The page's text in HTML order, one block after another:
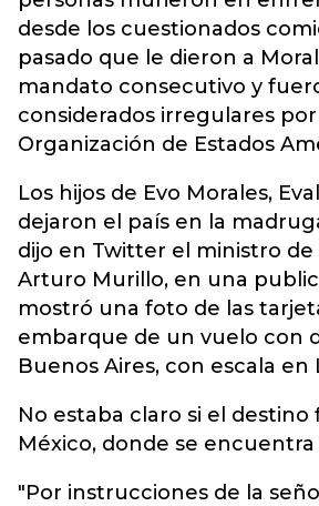
desde los cuestionados
pasado que le dieron a
mandato consecutivo y
considerados irregulares por
Organización de Estados
Los hijos de Evo Morales,
dejaron el país en la
dijo en Twitter el ministro de
Arturo Murillo, en una
mostró una foto de las
embarque de un vuelo con
Buenos Aires, con escala en
No estaba claro si el destino
México, donde se
"Por instrucciones de la